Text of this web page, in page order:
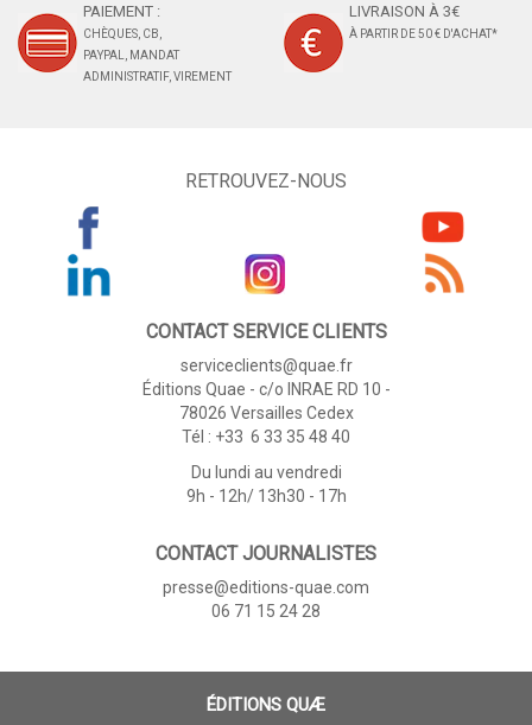
PAIEMENT :
CHÈQUES, CB,
PAYPAL, MANDAT
ADMINISTRATIF, VIREMENT
LIVRAISON À 3€
À PARTIR DE 50 € D'ACHAT*
RETROUVEZ-NOUS
CONTACT SERVICE CLIENTS
serviceclients@quae.fr
Éditions Quae - c/o INRAE RD 10 -
78026 Versailles Cedex
Tél : +33 6 33 35 48 40
Du lundi au vendredi
9h - 12h/ 13h30 - 17h
CONTACT JOURNALISTES
presse@editions-quae.com
06 71 15 24 28
ÉDITIONS QUÆ